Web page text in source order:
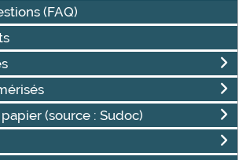
(FAQ)
(source : Sudoc)